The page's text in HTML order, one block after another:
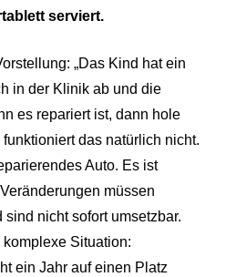
serviert.
„Das Kind hat ein
in der Klinik ab und die
es repariert ist, dann hole
das natürlich nicht.
Auto. Es ist
müssen
nicht sofort umsetzbar.
Situation:
ein Jahr auf einen Platz